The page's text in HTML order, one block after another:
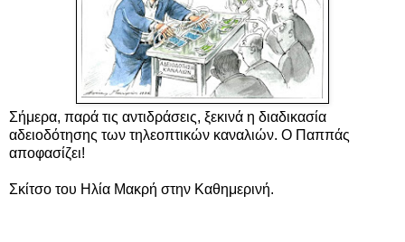
Σήμερα, παρά τις αντιδράσεις, ξεκινά η διαδικασία
αδειοδότησης των τηλεοπτικών καναλιών. Ο Παππάς
αποφασίζει!
Σκίτσο του Ηλία Μακρή στην Καθημερινή.